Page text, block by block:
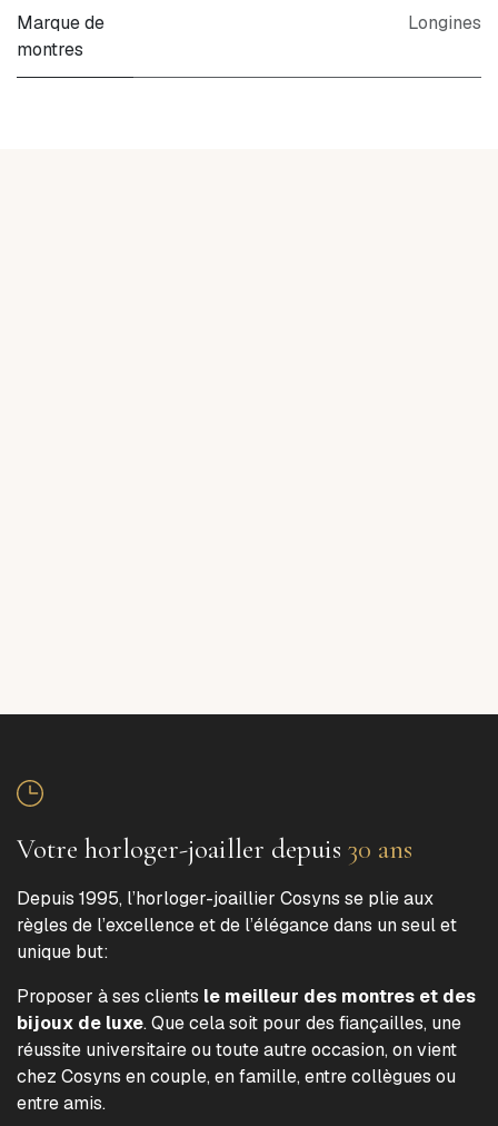
Marque de
montres
Longines
Votre horloger-joailler depuis 30 ans
Depuis 1995, l’horloger-joaillier Cosyns se plie aux
règles de l’excellence et de l’élégance dans un seul et
unique but:
Proposer à ses clients le meilleur des montres et des
bijoux de luxe. Que cela soit pour des fiançailles, une
réussite universitaire ou toute autre occasion, on vient
chez Cosyns en couple, en famille, entre collègues ou
entre amis.